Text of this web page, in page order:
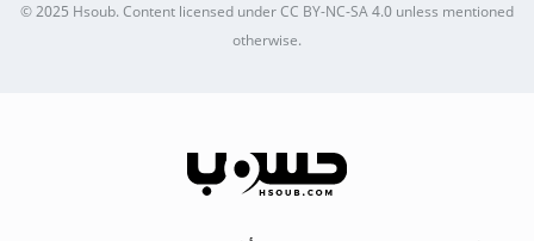
© 2025Hsoub.Content licensed underCC BY-NC-SA 4.0unless mentioned
otherwise.